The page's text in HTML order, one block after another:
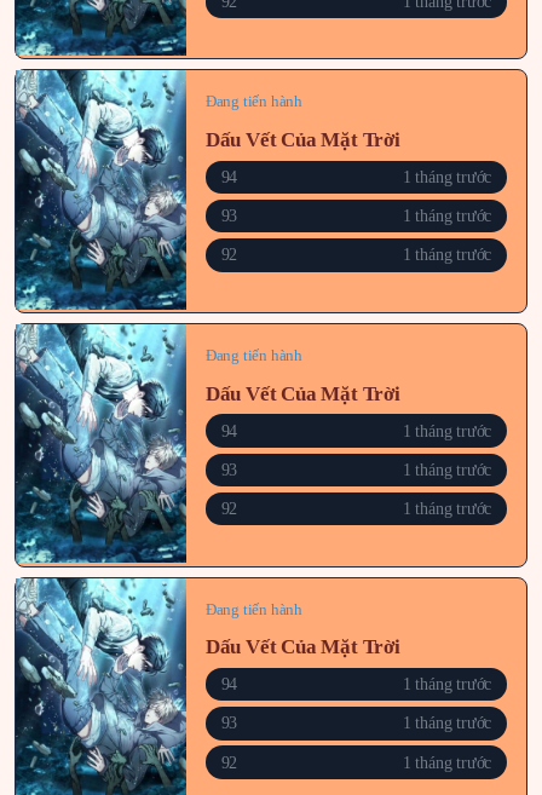
Đang tiến hành
Dấu Vết Của Mặt Trời
94 1 tháng trước
93 1 tháng trước
92 1 tháng trước
Đang tiến hành
Dấu Vết Của Mặt Trời
94 1 tháng trước
93 1 tháng trước
92 1 tháng trước
Đang tiến hành
Dấu Vết Của Mặt Trời
94 1 tháng trước
93 1 tháng trước
92 1 tháng trước